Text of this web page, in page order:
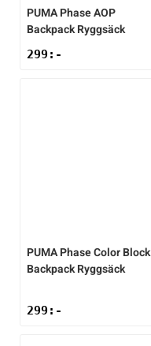
PUMAPhase AOP
Backpack Ryggsäck
299 :-
PUMAPhase Color Block
Backpack Ryggsäck
299 :-